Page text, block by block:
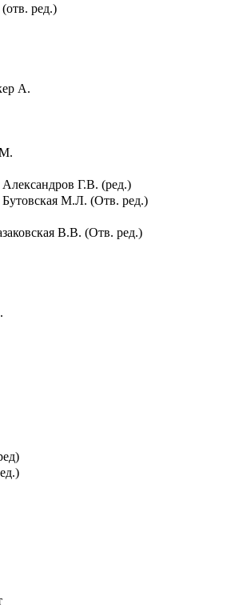
ред.)
А.
Г.В. (ред.)
М.Л. (Отв. ред.)
В.В. (Отв. ред.)